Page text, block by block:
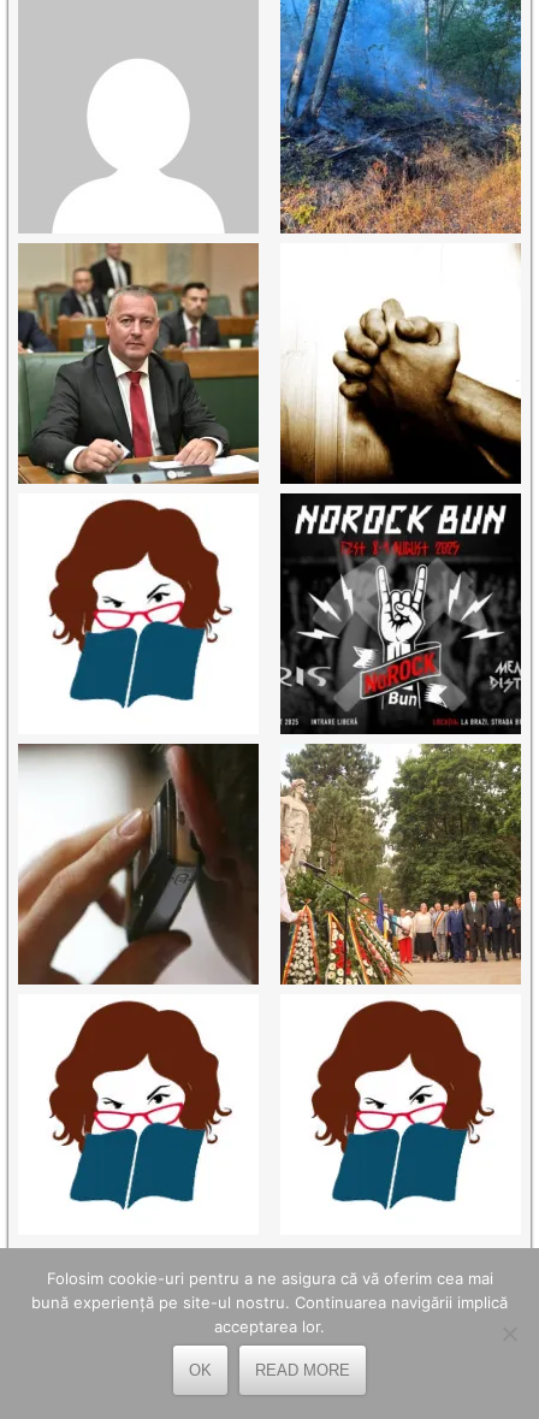
TELEFOANE UTILE
Poliția Petroșani - 0254.541.930
Folosim cookie-uri pentru a ne asigura că vă oferim cea mai
bună experiență pe site-ul nostru. Continuarea navigării implică
acceptarea lor.
OK READ MORE